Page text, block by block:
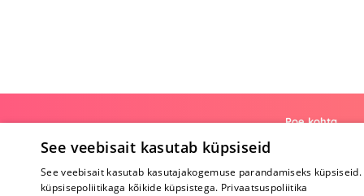
Poe kohta
Koostöö
Tagasiside
See veebisait kasutab küpsiseid
See veebisait kasutab kasutajakogemuse parandamiseks
küpsisepoliitikaga kõikide küpsistega. Privaatsuspoliitika